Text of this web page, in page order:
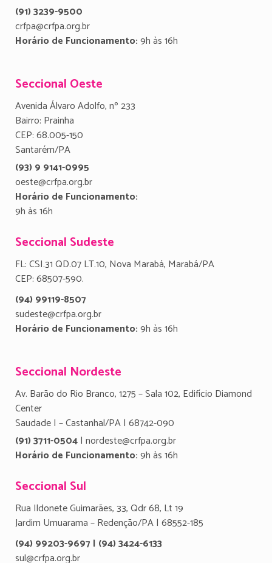
(91) 3239-9500
crfpa@crfpa.org.br
Horário de Funcionamento:9h às 16h
Seccional Oeste
Avenida Álvaro Adolfo, nº 233
Bairro: Prainha
CEP: 68.005-150
Santarém/PA
(93) 9 9141-0995
oeste@crfpa.org.br
Horário de Funcionamento:
9h às 16h
Seccional Sudeste
FL: CSI.31 QD.07 LT.10, Nova Marabá, Marabá/PA
CEP: 68507-590.
(94) 99119-8507
sudeste@crfpa.org.br
Horário de Funcionamento:9h às 16h
Seccional Nordeste
Av. Barão do Rio Branco, 1275 – Sala 102, Edifício Diamond
Center
Saudade I – Castanhal/PA | 68742-090
(91) 3711-0504| nordeste@crfpa.org.br
Horário de Funcionamento:9h às 16h
Seccional Sul
Rua Ildonete Guimarães, 33, Qdr 68, Lt 19
Jardim Umuarama – Redenção/PA | 68552-185
(94) 99203-9697 | (94) 3424-6133
sul@crfpa.org.br